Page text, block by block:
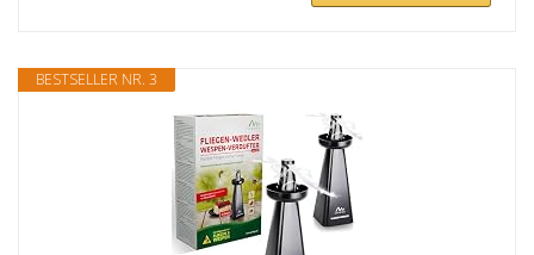
BESTSELLER NR. 3